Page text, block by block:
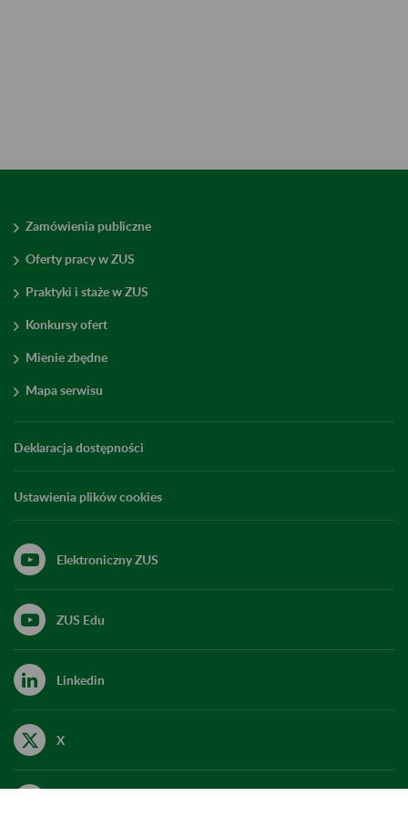
Zamówienia publiczne
Oferty pracy w ZUS
Praktyki i staże w ZUS
Konkursy ofert
Mienie zbędne
Mapa serwisu
Deklaracja dostępności
Ustawienia plików cookies
Elektroniczny ZUS
ZUS Edu
Linkedin
X